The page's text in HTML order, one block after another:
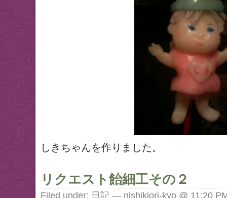
しきちゃんを作りました。
リクエスト飴細工その２
Filed under: 日記 — nishikiori-kyo @ 11:20